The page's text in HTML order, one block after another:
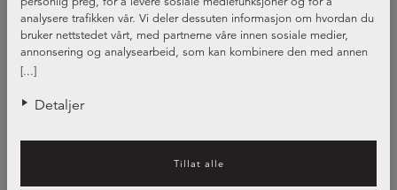
[...]
analysere trafikken vår. Vi deler dessuten informasjon om hvordan du
bruker nettstedet vårt, med partnerne våre innen sosiale medier,
annonsering og analysearbeid, som kan kombinere den med annen
informasjon du har gjort tilgjengelig for dem, eller som de har samlet
Detaljer
Tillat alle